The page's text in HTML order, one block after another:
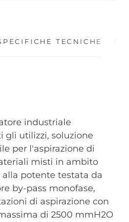
TECNICHE
industriale
gli utilizzi, soluzione
per l'aspirazione di
misti in ambito
alla potente testata da
by-pass monofase,
di aspirazione con
di 2500 mmH2O